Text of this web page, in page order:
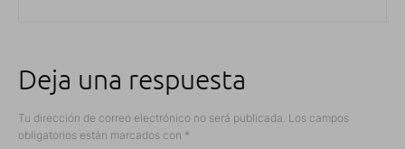
Deja una respuesta
Tu dirección de correo electrónico no será publicada. Los campos
obligatorios están marcados con *